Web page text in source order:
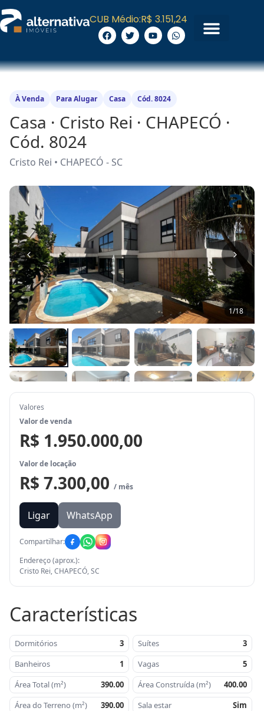
CUB Médio:R$ 3.151,24
À Venda Para Alugar Casa Cód. 8024
Casa · Cristo Rei · CHAPECÓ ·
Cód. 8024
Cristo Rei • CHAPECÓ - SC
1/18
Valores
Valor de venda
R$ 1.950.000,00
Valor de locação
R$ 7.300,00 / mês
Ligar WhatsApp
Compartilhar:
Endereço (aprox.):
Cristo Rei, CHAPECÓ, SC
Características
Dormitórios 3 Suítes
3
Banheiros
1 Vagas
5
Área Total (m²)
390.00 Área Construída (m²)
400.00
Área do Terreno (m²)
390.00 Sala estar
Sim